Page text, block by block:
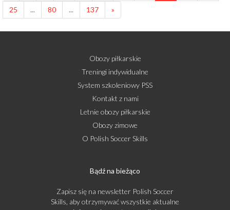
25
... 80 ... 137 »
Obozy piłkarskie
Treningi indywidualne
System szkoleniowy PSS
Kontakt z nami
Letnie obozy piłkarskie
Obozy zimowe
O Polish Soccer Skills
Bądź na bieżąco
Zapisz się na newsletter Polish Soccer
Skills, aby otrzymywać wszystkie aktualne